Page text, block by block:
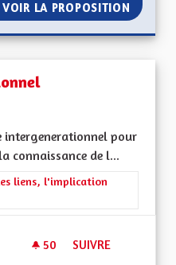
VOIR LA PROPOSITION
intergenerationnel pour
connaissance de l...
: Les solidarités, les soins
liens, l'implication
50 50 ABONNÉS
SUIVRE